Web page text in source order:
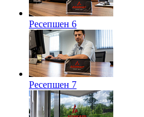
Ресепшен 6
Ресепшен 7